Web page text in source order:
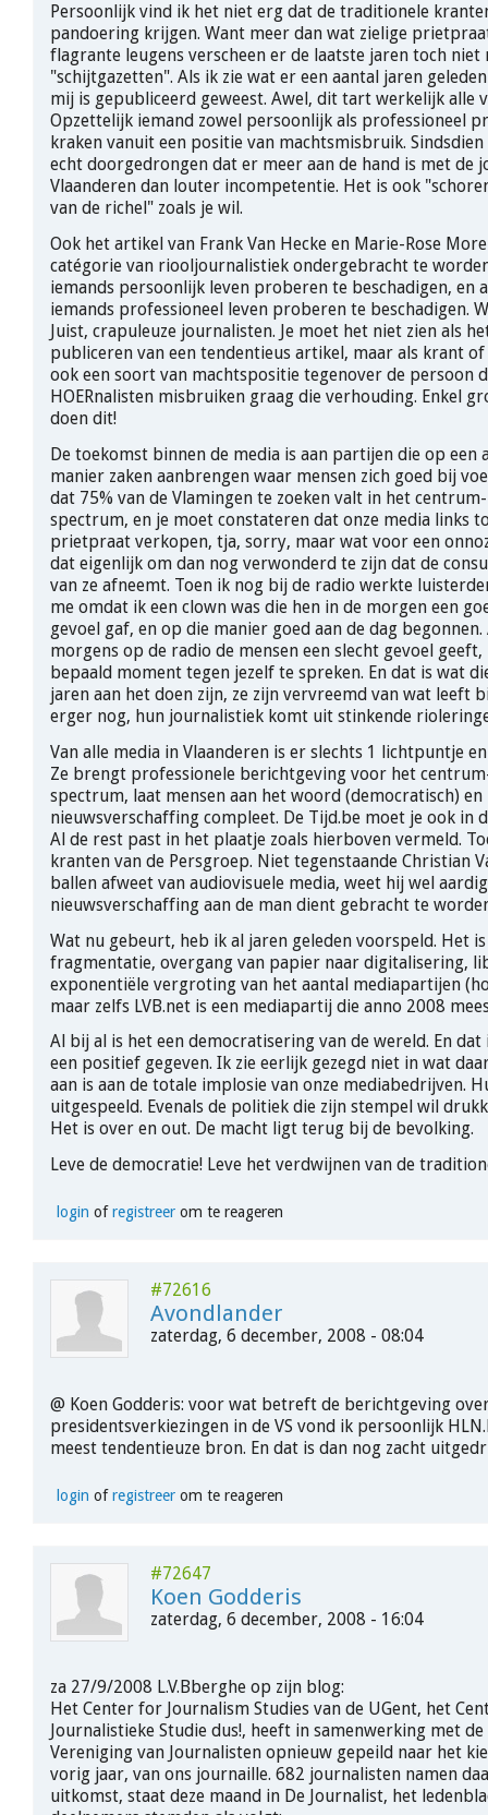
Persoonlijk vind ik het niet erg dat de traditionele
pandoering krijgen. Want meer dan wat zielige
flagrante leugens verscheen er de laatste jaren toch niet
"schijtgazetten". Als ik zie wat er een aantal jaren
mij is gepubliceerd geweest. Awel, dit tart werkelijk alle
Opzettelijk iemand zowel persoonlijk als professioneel
kraken vanuit een positie van machtsmisbruik.
echt doorgedrongen dat er meer aan de hand is met de
Vlaanderen dan louter incompetentie. Het is ook
van de richel" zoals je wil.
Ook het artikel van Frank Van Hecke en Marie-Rose
catégorie van riooljournalistiek ondergebracht te
iemands persoonlijk leven proberen te beschadigen, en
iemands professioneel leven proberen te beschadigen.
Juist, crapuleuze journalisten. Je moet het niet zien als
publiceren van een tendentieus artikel, maar als krant
ook een soort van machtspositie tegenover de persoon
HOERnalisten misbruiken graag die verhouding. Enkel
doen dit!
De toekomst binnen de media is aan partijen die op een
manier zaken aanbrengen waar mensen zich goed bij
dat 75% van de Vlamingen te zoeken valt in het
spectrum, en je moet constateren dat onze media links
prietpraat verkopen, tja, sorry, maar wat voor een
dat eigenlijk om dan nog verwonderd te zijn dat de
van ze afneemt. Toen ik nog bij de radio werkte
me omdat ik een clown was die hen in de morgen een
gevoel gaf, en op die manier goed aan de dag begonnen.
morgens op de radio de mensen een slecht gevoel
bepaald moment tegen jezelf te spreken. En dat is wat
jaren aan het doen zijn, ze zijn vervreemd van wat leeft
erger nog, hun journalistiek komt uit stinkende
Van alle media in Vlaanderen is er slechts 1 lichtpuntje
Ze brengt professionele berichtgeving voor het
spectrum, laat mensen aan het woord (democratisch) en
nieuwsverschaffing compleet. De Tijd.be moet je ook in
Al de rest past in het plaatje zoals hierboven vermeld.
kranten van de Persgroep. Niet tegenstaande Christian
ballen afweet van audiovisuele media, weet hij wel
nieuwsverschaffing aan de man dient gebracht te
Wat nu gebeurt, heb ik al jaren geleden voorspeld. Het
fragmentatie, overgang van papier naar digitalisering,
exponentiële vergroting van het aantal mediapartijen
maar zelfs LVB.net is een mediapartij die anno 2008
Al bij al is het een democratisering van de wereld. En
een positief gegeven. Ik zie eerlijk gezegd niet in wat
aan is aan de totale implosie van onze mediabedrijven.
uitgespeeld. Evenals de politiek die zijn stempel wil
Het is over en out. De macht ligt terug bij de bevolking.
Leve de democratie! Leve het verdwijnen van de
login ofregistreerom te reageren
#72616
Avondlander
zaterdag, 6 december, 2008 - 08:04
@ Koen Godderis: voor wat betreft de berichtgeving
presidentsverkiezingen in de VS vond ik persoonlijk
meest tendentieuze bron. En dat is dan nog zacht
login ofregistreerom te reageren
#72647
Koen Godderis
zaterdag, 6 december, 2008 - 16:04
za 27/9/2008 L.V.Bberghe op zijn blog:
Het Center for Journalism Studies van de UGent, het
Journalistieke Studie dus!, heeft in samenwerking met de
Vereniging van Journalisten opnieuw gepeild naar het
vorig jaar, van ons journaille. 682 journalisten namen
uitkomst, staat deze maand in De Journalist, het